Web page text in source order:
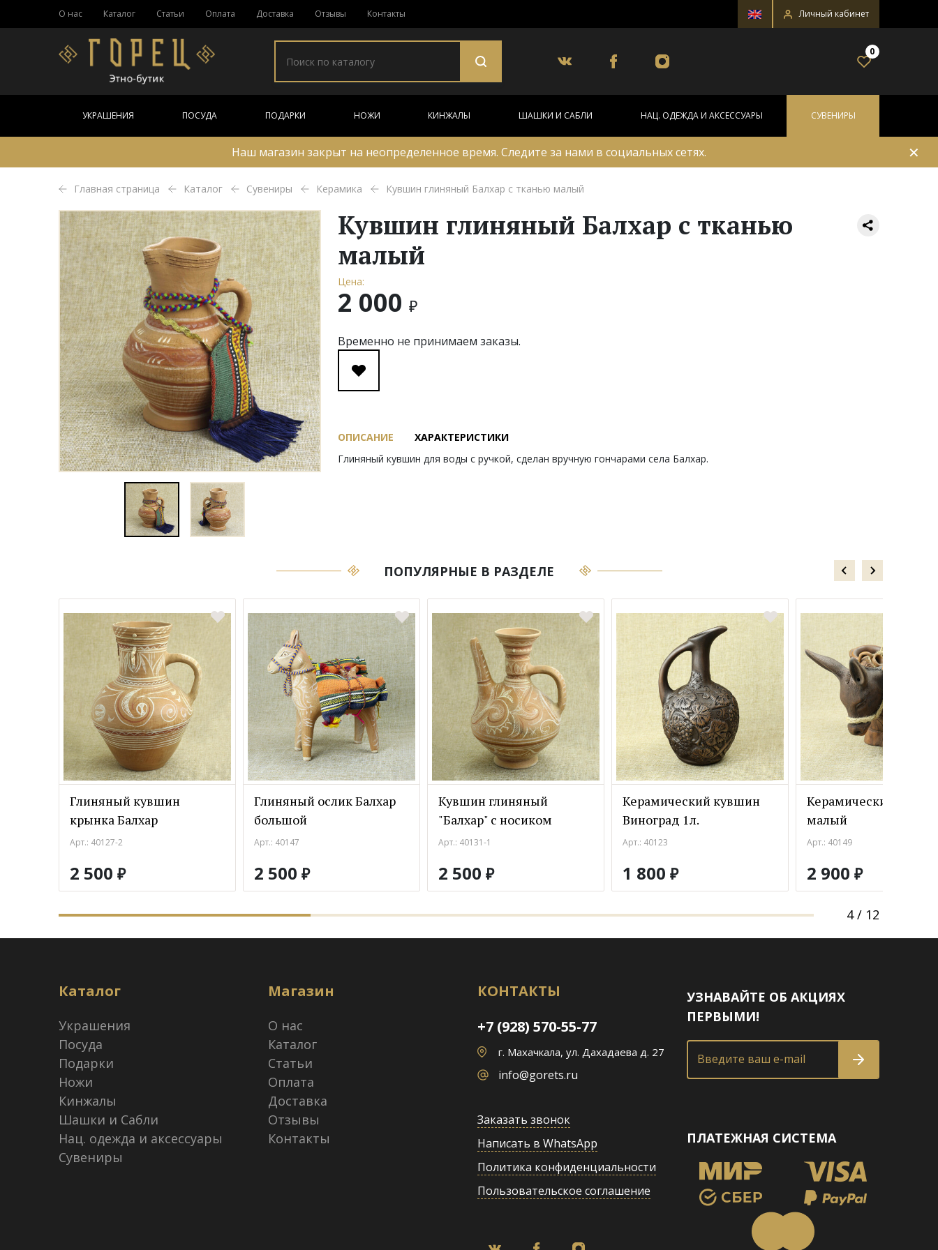
О нас Каталог Статьи Оплата Доставка Отзывы Контакты Личный кабинет
0
УКРАШЕНИЯ ПОСУДА ПОДАРКИ НОЖИ КИНЖАЛЫ ШАШКИ И САБЛИ НАЦ. ОДЕЖДА И АКСЕССУАРЫ СУВЕНИРЫ
Наш магазин закрыт на неопределенное время. Следите за нами в социальных сетях. ✕
Главная страница Каталог Сувениры Керамика Кувшин глиняный Балхар с тканью малый
Кувшин глиняный Балхар с тканью
малый
Цена:
2 000 ₽
Временно не принимаем заказы.
ОПИСАНИЕ
ХАРАКТЕРИСТИКИ
Глиняный кувшин для воды с ручкой, сделан вручную гончарами села Балхар.
ПОПУЛЯРНЫЕ В РАЗДЕЛЕ
Глиняный кувшин
крынка Балхар
Арт.: 40127-2
2 500 ₽
Глиняный ослик Балхар
большой
Арт.: 40147
2 500 ₽
Кувшин глиняный
"Балхар" с носиком
Арт.: 40131-1
2 500 ₽
Керамический кувшин
Виноград 1л.
Арт.: 40123
1 800 ₽
Керамический ослик
малый
Арт.: 40149
2 900 ₽
4 / 12
Каталог
Украшения
Посуда
Подарки
Ножи
Кинжалы
Шашки и Сабли
Нац. одежда и аксессуары
Сувениры
Магазин
О нас
Каталог
Статьи
Оплата
Доставка
Отзывы
Контакты
КОНТАКТЫ
+7 (928) 570-55-77
г. Махачкала, ул. Дахадаева д. 27
info@gorets.ru
Заказать звонок
Написать в WhatsApp
Политика конфиденциальности
Пользовательское соглашение
УЗНАВАЙТЕ ОБ АКЦИЯХ
ПЕРВЫМИ!
Введите ваш e-mail
ПЛАТЕЖНАЯ СИСТЕМА